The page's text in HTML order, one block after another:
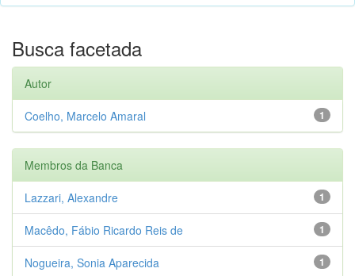
Busca facetada
Autor
1
Coelho, Marcelo Amaral
Membros da Banca
1
Lazzari, Alexandre
1
Macêdo, Fábio Ricardo Reis de
1
Nogueira, Sonia Aparecida